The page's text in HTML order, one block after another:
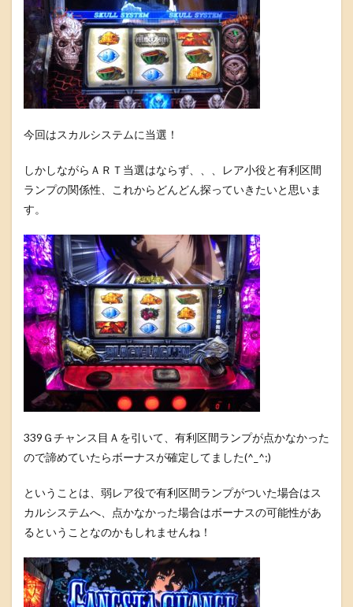
今回はスカルシステムに当選！
しかしながらＡＲＴ当選はならず、、、レア小役と有利区間
ランプの関係性、これからどんどん探っていきたいと思いま
す。
339Ｇチャンス目Ａを引いて、有利区間ランプが点かなかった
ので諦めていたらボーナスが確定してました(^_^;)
ということは、弱レア役で有利区間ランプがついた場合はス
カルシステムへ、点かなかった場合はボーナスの可能性があ
るということなのかもしれませんね！